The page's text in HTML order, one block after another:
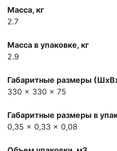
Масса, кг
2.7
Масса в упаковке, кг
2.9
Габаритные размеры
330 x 330 x 75
Габаритные размеры в
0,35 x 0,33 x 0,08